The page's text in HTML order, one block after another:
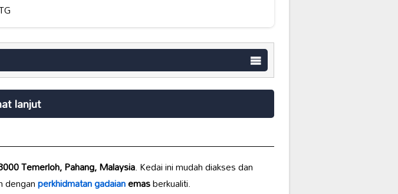
lanjut
Temerloh, Pahang, Malaysia. Kedai ini mudah diakses dan
denganperkhidmatan gadaianemasberkualiti.